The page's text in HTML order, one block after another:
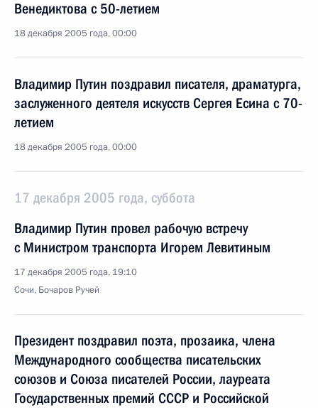
Венедиктова с 50-летием
18 декабря 2005 года, 00:00
Владимир Путин поздравил писателя, драматурга,
заслуженного деятеля искусств Сергея Есина с 70-
летием
18 декабря 2005 года, 00:00
17 декабря 2005 года, суббота
Владимир Путин провел рабочую встречу
с Министром транспорта Игорем Левитиным
17 декабря 2005 года, 19:10
Сочи, Бочаров Ручей
Президент поздравил поэта, прозаика, члена
Международного сообщества писательских
союзов и Союза писателей России, лауреата
Государственных премий СССР и Российской